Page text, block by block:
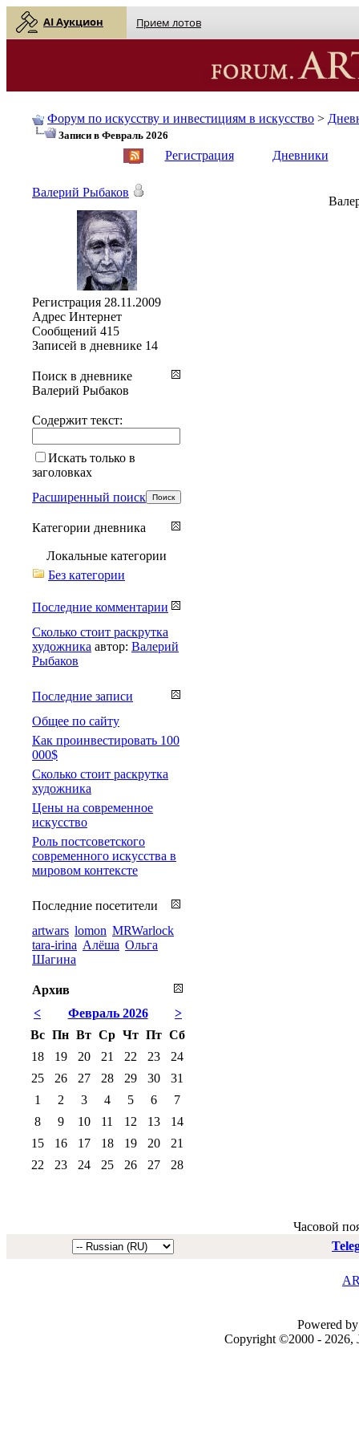
AI Аукцион Прием лотов
Форум по искусству и инвестициям в искусство >
Записи в Февраль 2026
Регистрация Дневники
Валерий Рыбаков
Регистрация 28.11.2009
Адрес Интернет
Сообщений 415
Записей в дневнике 14
Поиск в дневнике
Валерий Рыбаков
Содержит текст:
Искать только в
заголовках
Расширенный поиск
Категории дневника
Локальные категории
Без категории
Последние комментарии
Сколько стоит раскрутка
художника автор: Валерий
Рыбаков
Последние записи
Общее по сайту
Как проинвестировать 100
000$
Сколько стоит раскрутка
художника
Цены на современное
искусство
Роль постсоветского
современного искусства в
мировом контексте
Последние посетители
artwars lomon MRWarlock
tara-irina Алёша Ольга
Шагина
Архив
<
>
Февраль 2026
Вс Пн Вт Ср Чт Пт Сб
18
19 20 21 22 23
24
25
26 27 28 29 30
31
1
2 3 4 5 6
7
8
9 10 11 12 13
14
15
16 17 18 19 20
21
22
23 24 25 26 27 28
Часовой
Powered
Copyright ©2000 - 2026,